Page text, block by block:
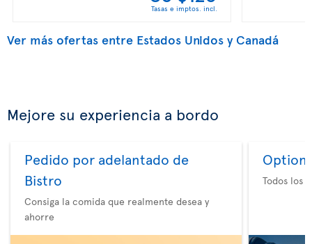
Tasas e imptos. incl.
Ver más ofertas entre Estados Unidos y Canadá
Mejore su experiencia a bordo
Pedido por adelantado de
Bistro
Consiga la comida que realmente desea y
ahorre
Option
Todos los